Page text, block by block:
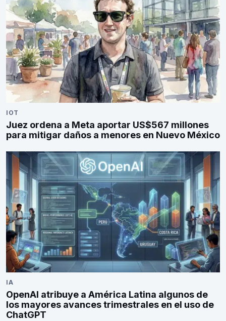
IOT
Juez ordena a Meta aportar US$567 millones
para mitigar daños a menores en Nuevo México
IA
OpenAI atribuye a América Latina algunos de
los mayores avances trimestrales en el uso de
ChatGPT